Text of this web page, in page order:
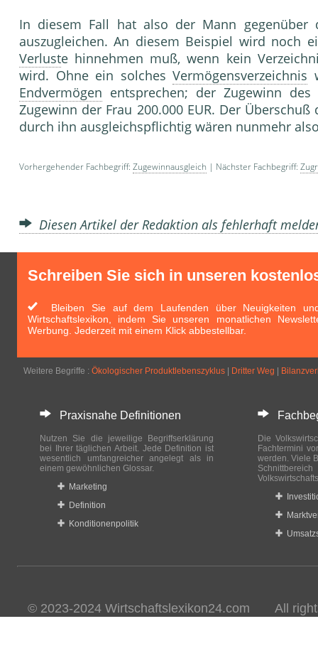
In diesem Fall hat also der Mann gegenüber
auszugleichen. An diesem Beispiel wird noch
Verluste hinnehmen muß, wenn kein
wird. Ohne ein solchesVermögensverzeichnis
Endvermögen entsprechen; der Zugewinn
Zugewinn der Frau 200.000 EUR. Der
durch ihn ausgleichspflichtig wären nunmehr
Vorhergehender Fachbegriff: Zugewinnausgleich | Nächster Fachbegriff:
Diesen Artikel der Redaktion als fehlerhaft
Schreiben Sie sich in unseren
Bleiben Sie auf dem Laufenden über Neuigkeiten
Wirtschaftslexikon, indem Sie unseren monatlichen
Werbung. Jederzeit mit einem Klick abbestellbar.
Weitere Begriffe : Ökologischer Produktlebenszyklus Dritter Weg
Praxisnahe Definitionen
Nutzen Sie die jeweilige Begriffserklärung
bei Ihrer täglichen Arbeit. Jede Definition ist
wesentlich umfangreicher angelegt als in
einem gewöhnlichen Glossar.
Marketing
Definition
Konditionenpolitik
Die
Fachtermini
werden. Viele
© 2023-2024 Wirtschaftslexikon24.com All